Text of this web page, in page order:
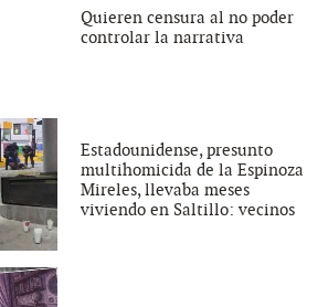
Quieren censura al no poder
controlar la narrativa
Estadounidense, presunto
multihomicida de la Espinoza
Mireles, llevaba meses
viviendo en Saltillo: vecinos